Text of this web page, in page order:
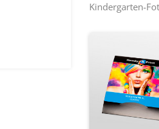
Kindergarten-